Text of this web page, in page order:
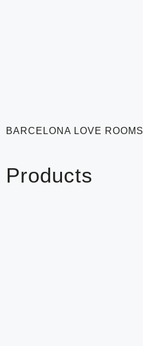
BARCELONA LOVE ROOMS
Products